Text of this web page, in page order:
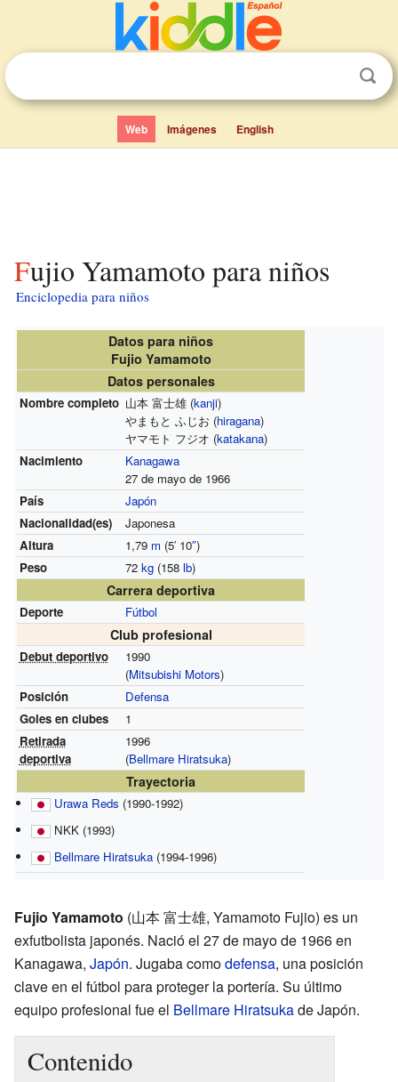
Web Imágenes English
Fujio Yamamoto para niños
Enciclopedia para niños
Datos para niños
Fujio Yamamoto
Datos personales
Nombre completo 山本 富士雄 (kanji)
やまもと ふじお (hiragana)
ヤマモト フジオ (katakana)
Nacimiento
Kanagawa
27 de mayo de 1966
País
Japón
Nacionalidad(es)
Japonesa
Altura
1,79 m (5′10″)
Peso
72 kg(158 lb)
Carrera deportiva
Deporte Fútbol
Club profesional
Debut deportivo
1990
(Mitsubishi Motors)
Posición
Defensa
Goles en clubes
1
Retirada
deportiva
1996
(Bellmare Hiratsuka)
Trayectoria
Urawa Reds (1990-1992)
NKK (1993)
Bellmare Hiratsuka (1994-1996)
Fujio Yamamoto (山本 富士雄, Yamamoto Fujio) es un
exfutbolista japonés. Nació el 27 de mayo de 1966 en
Kanagawa, Japón. Jugaba comodefensa, una posición
clave en el fútbol para proteger la portería. Su último
equipo profesional fue el Bellmare Hiratsukade Japón.
Contenido